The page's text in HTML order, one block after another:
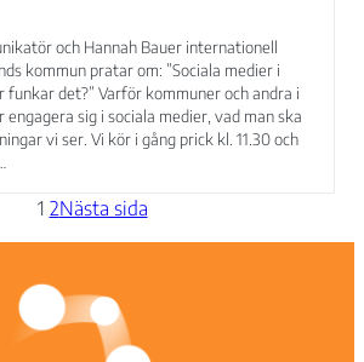
och Hannah Bauer internationell
kommun pratar om: ”Sociala medier i
det?” Varför kommuner och andra i
sig i sociala medier, vad man ska
vi ser. Vi kör i gång prick kl. 11.30 och
1 2Nästa sida